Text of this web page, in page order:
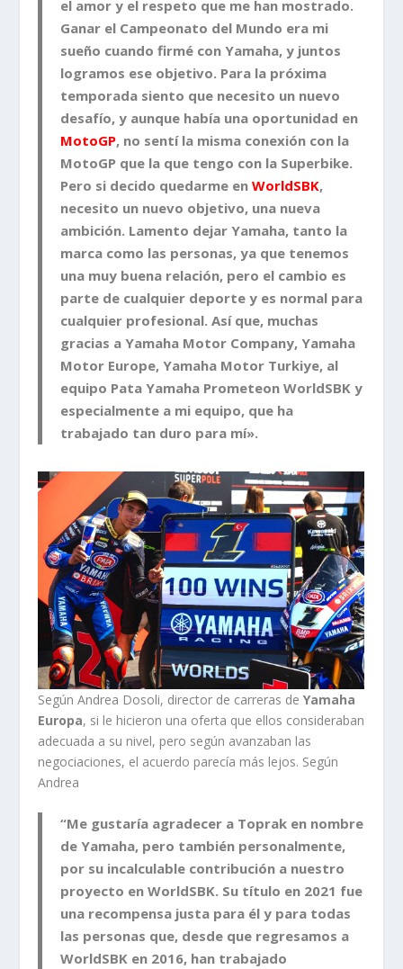
el amor y el respeto que me han mostrado.
Ganar el Campeonato del Mundo era mi
sueño cuando firmé con Yamaha, y juntos
logramos ese objetivo. Para la próxima
temporada siento que necesito un nuevo
desafío, y aunque había una oportunidad en
MotoGP, no sentí la misma conexión con la
MotoGP que la que tengo con la Superbike.
Pero si decido quedarme en WorldSBK,
necesito un nuevo objetivo, una nueva
ambición. Lamento dejar Yamaha, tanto la
marca como las personas, ya que tenemos
una muy buena relación, pero el cambio es
parte de cualquier deporte y es normal para
cualquier profesional. Así que, muchas
gracias aYamaha Motor Company,Yamaha
Motor Europe,Yamaha Motor Turkiye, al
equipo Pata Yamaha Prometeon WorldSBK y
especialmente a mi equipo, que ha
trabajado tan duro para mí».
Según Andrea Dosoli, director de carreras deYamaha
Europa, si le hicieron una oferta que ellos consideraban
adecuada a su nivel, pero según avanzaban las
negociaciones, el acuerdo parecía más lejos. Según
Andrea
“Me gustaría agradecer a Toprak en nombre
deYamaha, pero también personalmente,
por su incalculable contribución a nuestro
proyecto enWorldSBK. Su título en 2021 fue
una recompensa justa para él y para todas
las personas que, desde que regresamos a
WorldSBK en 2016, han trabajado